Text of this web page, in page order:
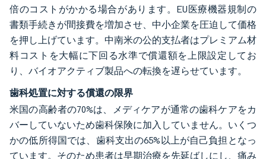
倍のコストがかかる場合があります。EU医療機器規制の
書類手続きが間接費を増加させ、中小企業を圧迫して価格
を押し上げています。中南米の公的支払者はプレミアム材
料コストを大幅に下回る水準で償還額を上限設定してお
り、バイオアクティブ製品への転換を遅らせています。
歯科処置に対する償還の限界
米国の高齢者の70%は、メディケアが通常の歯科ケアをカ
バーしていないため歯科保険に加入していません。いくつ
かの低所得国では、歯科支出の65%以上が自己負担となっ
ています。そのため患者は早期治療を先延ばしにし、痛み